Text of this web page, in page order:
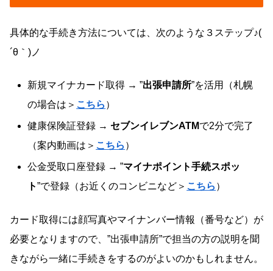
具体的な手続き方法については、次のような３ステップ♪(
´θ｀)ノ
新規マイナカード取得 → ”出張申請所”を活用（札幌
の場合は＞ こちら ）
健康保険証登録 → セブンイレブンATMで2分で完了
（案内動画は＞ こちら ）
公金受取口座登録 → ”マイナポイント手続スポッ
ト”で登録（お近くのコンビニなど＞ こちら ）
カード取得には顔写真やマイナンバー情報（番号など）が
必要となりますので、”出張申請所”で担当の方の説明を聞
きながら一緒に手続きをするのがよいのかもしれません。